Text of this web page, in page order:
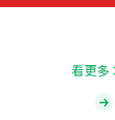
看更多